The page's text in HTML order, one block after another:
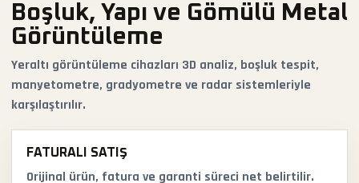
Boşluk, Yapı ve Gömülü Metal
Görüntüleme
Yeraltı görüntüleme cihazları 3D analiz, boşluk tespit,
manyetometre, gradyometre ve radar sistemleriyle
karşılaştırılır.
FATURALI SATIŞ
Orijinal ürün, fatura ve garanti süreci net belirtilir.